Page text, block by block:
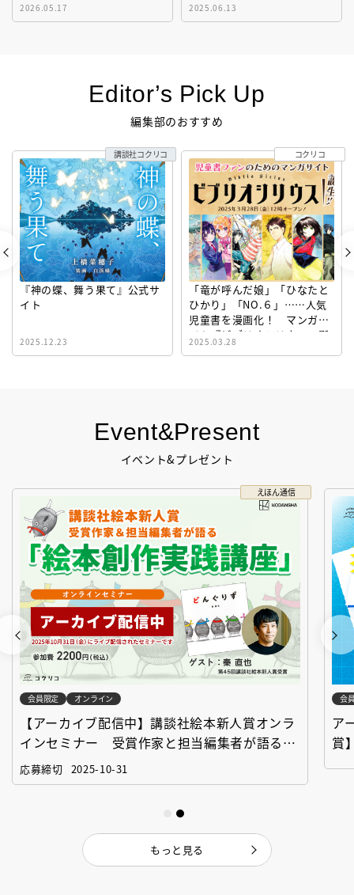
Event&Present
イベント&プレゼント
えほん通信
会員限定 オンライン
【アーカイブ配信中】講談社絵本新人賞オンラ
インセミナー 受賞作家と担当編集者が語る
「絵本創作実践講座」
応募締切 2025-10-31
会
ア
賞
もっと見る
2026.05.17 2025.06.13
Editor’s Pick Up
編集部のおすすめ
『神の蝶、舞う果て』公式サ
イト
2025.12.23
講談社コクリコ
「竜が呼んだ娘」「ひなたと
ひかり」「NO.６」……人気
児童書を漫画化！ マンガサ
イト『ビブリオシリウス』誕
生！
2025.03.28
コクリコ